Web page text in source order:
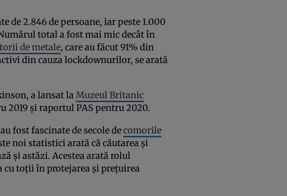
de 2.846 de persoane, iar peste 1.000
total a fost mai mic decât în
de metale, care au făcut 91% din
din cauza lockdownurilor, se arată
a lansat laMuzeul Britanic
2019 și raportul PAS pentru 2020.
fost fascinate de secole decomorile
noi statistici arată că căutarea și
și astăzi. Acestea arată rolul
toții în protejarea și prețuirea